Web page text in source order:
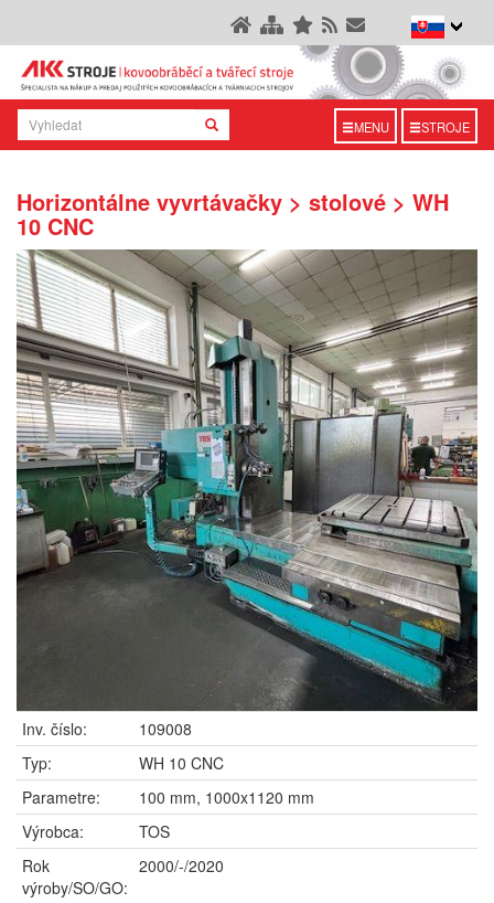
MENU STROJE
Horizontálne vyvrtávačky > stolové > WH
10 CNC
Inv. číslo:
109008
Typ:
WH 10 CNC
Parametre:
100 mm, 1000x1120 mm
Výrobca:
TOS
Rok
výroby/SO/GO:
2000/-/2020